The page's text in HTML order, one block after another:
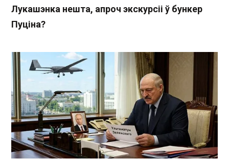
Лукашэнка нешта, апроч экскурсіі ў бункер
Пуціна?